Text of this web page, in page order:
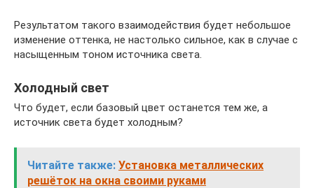
Результатом такого взаимодействия будет небольшое
изменение оттенка, не настолько сильное, как в случае с
насыщенным тоном источника света.
Холодный свет
Что будет, если базовый цвет останется тем же, а
источник света будет холодным?
Читайте также: Установка металлических
решёток на окна своими руками